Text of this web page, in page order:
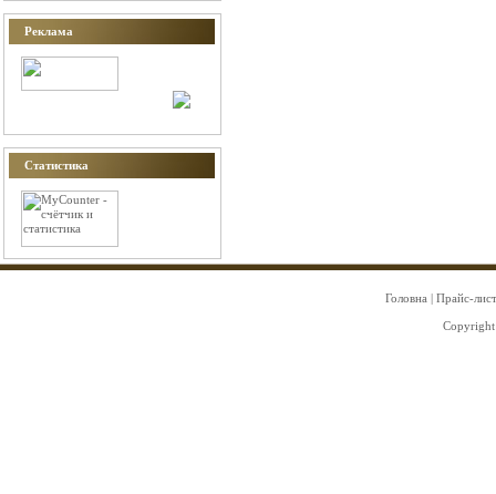
Реклама
Статистика
Головна | Прайс-лист